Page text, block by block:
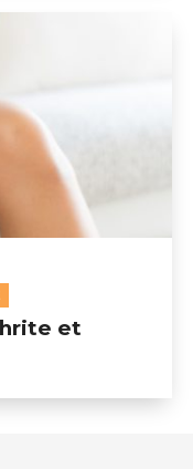
et